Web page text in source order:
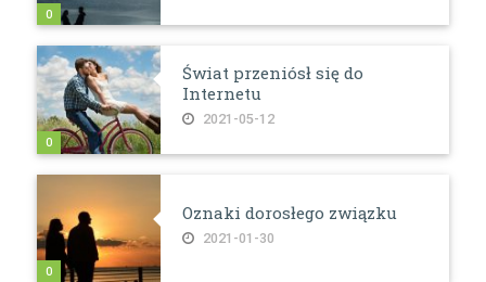
0
Świat przeniósł się do
Internetu
2021-05-12
0
Oznaki dorosłego związku
2021-01-30
0